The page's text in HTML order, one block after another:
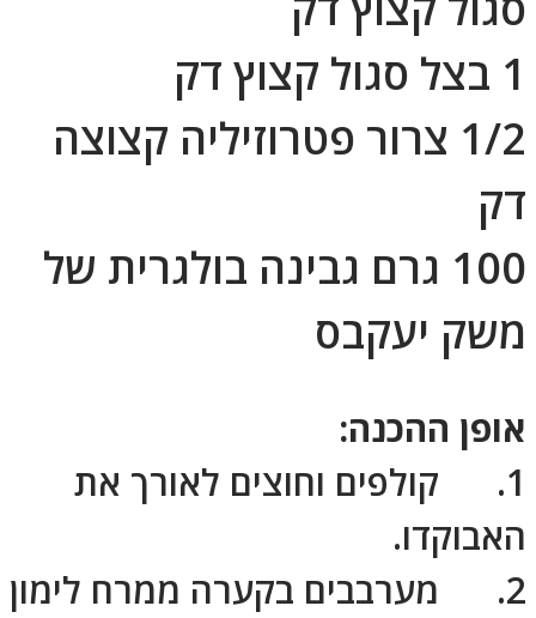
1 בצל סגול קצוץ דק
1/2 צרור פטרוזיליה קצוצה
דק
100 גרם גבינה בולגרית של
משק יעקבס
אופן ההכנה:
1. קולפים וחוצים לאורך את
האבוקדו.
2. מערבבים בקערה ממרח לימון